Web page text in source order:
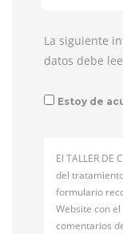
La siguiente
datos debe
Estoy de
El TALLER DE
del
formulario
Website con
comentarios